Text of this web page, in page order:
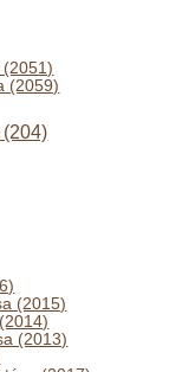
(2059)
(2015)
(2013)